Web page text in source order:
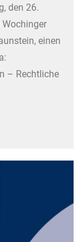
den 26.
einen
– Rechtliche